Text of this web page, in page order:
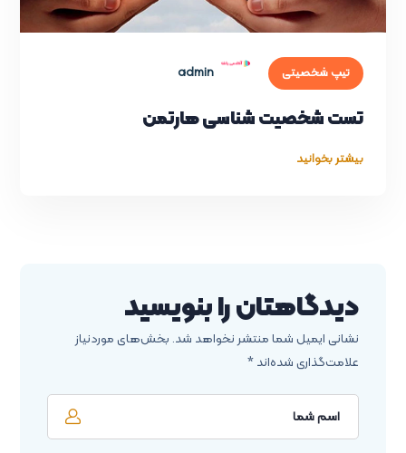
تیپ شخصیتی admin
تست شخصیت شناسی هارتمن
بیشتر بخوانید
دیدگاهتان را بنویسید
نشانی ایمیل شما منتشر نخواهد شد. بخش‌های موردنیاز
علامت‌گذاری شده‌اند*